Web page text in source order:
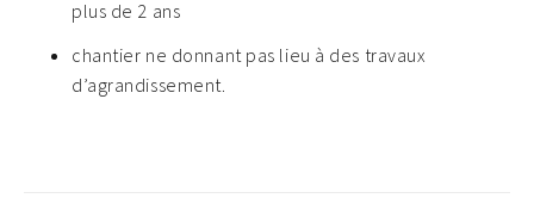
plus de 2 ans
chantier ne donnant pas lieu à des travaux
d’agrandissement.